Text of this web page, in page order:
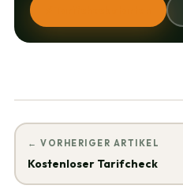
← VORHERIGER ARTIKEL
Kostenloser Tarifcheck